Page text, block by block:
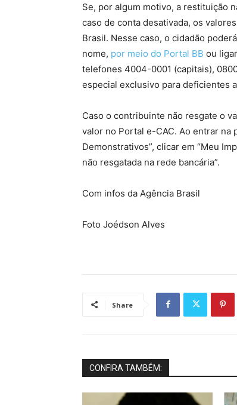
Se, por algum motivo, a restituição
caso de conta desativada, os
Brasil. Nesse caso, o cidadão
nome, por meio do Portal BB ou
telefones 4004-0001 (capitais),
especial exclusivo para deficientes
Caso o contribuinte não resgate o
valor no Portal e-CAC. Ao entrar na
Demonstrativos”, clicar em “Meu
não resgatada na rede bancária”.
Com infos da Agência Brasil
Foto Joédson Alves
Share
CONFIRA TAMBÉM: